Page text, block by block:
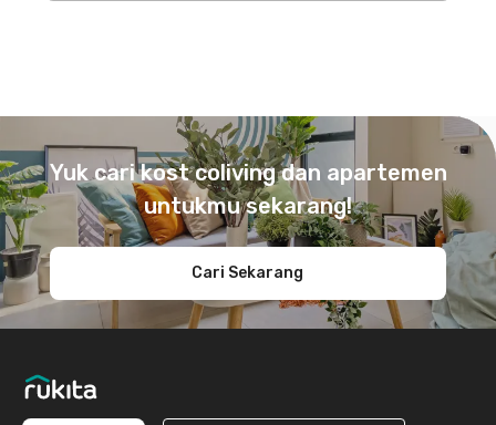
Yuk cari kost coliving dan apartemen
untukmu sekarang!
Cari Sekarang